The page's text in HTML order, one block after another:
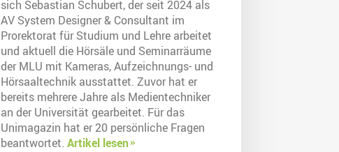
sich Sebastian Schubert, der seit 2024 als
AV System Designer & Consultant im
Prorektorat für Studium und Lehre arbeitet
und aktuell die Hörsäle und Seminarräume
der MLU mit Kameras, Aufzeichnungs- und
Hörsaaltechnik ausstattet. Zuvor hat er
bereits mehrere Jahre als Medientechniker
an der Universität gearbeitet. Für das
Unimagazin hat er 20 persönliche Fragen
beantwortet. Artikel lesen